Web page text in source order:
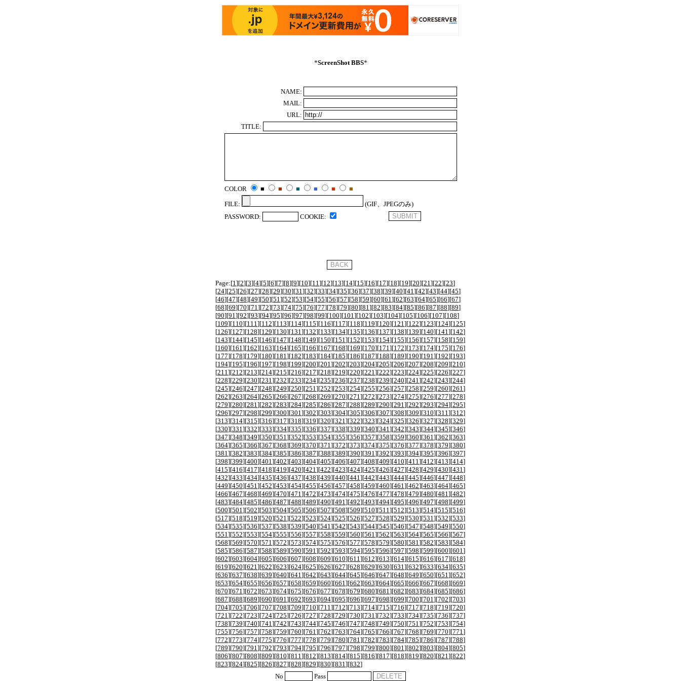
*ScreenShot BBS*
NAME:
MAIL:
URL:
TITLE:
COLOR ■ ■ ■ ■ ■
■
FILE:
(GIF、JPEGのみ)
PASSWORD:
COOKIE:
Page:[1][2][3][4][5][6][7][8][9][10][11][12][13][14][15][16][17][18][19][20][21][22][23]
[24][25][26][27][28][29][30][31][32][33][34][35][36][37][38][39][40][41][42][43][44][45]
[46][47][48][49][50][51][52][53][54][55][56][57][58][59][60][61][62][63][64][65][66][67]
[68][69][70][71][72][73][74][75][76][77][78][79][80][81][82][83][84][85][86][87][88][89]
[90][91][92][93][94][95][96][97][98][99][100][101][102][103][104][105][106][107][108]
[109][110][111][112][113][114][115][116][117][118][119][120][121][122][123][124][125]
[126][127][128][129][130][131][132][133][134][135][136][137][138][139][140][141][142]
[143][144][145][146][147][148][149][150][151][152][153][154][155][156][157][158][159]
[160][161][162][163][164][165][166][167][168][169][170][171][172][173][174][175][176]
[177][178][179][180][181][182][183][184][185][186][187][188][189][190][191][192][193]
[194][195][196][197][198][199][200][201][202][203][204][205][206][207][208][209][210]
[211][212][213][214][215][216][217][218][219][220][221][222][223][224][225][226][227]
[228][229][230][231][232][233][234][235][236][237][238][239][240][241][242][243][244]
[245][246][247][248][249][250][251][252][253][254][255][256][257][258][259][260][261]
[262][263][264][265][266][267][268][269][270][271][272][273][274][275][276][277][278]
[279][280][281][282][283][284][285][286][287][288][289][290][291][292][293][294][295]
[296][297][298][299][300][301][302][303][304][305][306][307][308][309][310][311][312]
[313][314][315][316][317][318][319][320][321][322][323][324][325][326][327][328][329]
[330][331][332][333][334][335][336][337][338][339][340][341][342][343][344][345][346]
[347][348][349][350][351][352][353][354][355][356][357][358][359][360][361][362][363]
[364][365][366][367][368][369][370][371][372][373][374][375][376][377][378][379][380]
[381][382][383][384][385][386][387][388][389][390][391][392][393][394][395][396][397]
[398][399][400][401][402][403][404][405][406][407][408][409][410][411][412][413][414]
[415][416][417][418][419][420][421][422][423][424][425][426][427][428][429][430][431]
[432][433][434][435][436][437][438][439][440][441][442][443][444][445][446][447][448]
[449][450][451][452][453][454][455][456][457][458][459][460][461][462][463][464][465]
[466][467][468][469][470][471][472][473][474][475][476][477][478][479][480][481][482]
[483][484][485][486][487][488][489][490][491][492][493][494][495][496][497][498][499]
[500][501][502][503][504][505][506][507][508][509][510][511][512][513][514][515][516]
[517][518][519][520][521][522][523][524][525][526][527][528][529][530][531][532][533]
[534][535][536][537][538][539][540][541][542][543][544][545][546][547][548][549][550]
[551][552][553][554][555][556][557][558][559][560][561][562][563][564][565][566][567]
[568][569][570][571][572][573][574][575][576][577][578][579][580][581][582][583][584]
[585][586][587][588][589][590][591][592][593][594][595][596][597][598][599][600][601]
[602][603][604][605][606][607][608][609][610][611][612][613][614][615][616][617][618]
[619][620][621][622][623][624][625][626][627][628][629][630][631][632][633][634][635]
[636][637][638][639][640][641][642][643][644][645][646][647][648][649][650][651][652]
[653][654][655][656][657][658][659][660][661][662][663][664][665][666][667][668][669]
[670][671][672][673][674][675][676][677][678][679][680][681][682][683][684][685][686]
[687][688][689][690][691][692][693][694][695][696][697][698][699][700][701][702][703]
[704][705][706][707][708][709][710][711][712][713][714][715][716][717][718][719][720]
[721][722][723][724][725][726][727][728][729][730][731][732][733][734][735][736][737]
[738][739][740][741][742][743][744][745][746][747][748][749][750][751][752][753][754]
[755][756][757][758][759][760][761][762][763][764][765][766][767][768][769][770][771]
[772][773][774][775][776][777][778][779][780][781][782][783][784][785][786][787][788]
[789][790][791][792][793][794][795][796][797][798][799][800][801][802][803][804][805]
[806][807][808][809][810][811][812][813][814][815][816][817][818][819][820][821][822]
[823][824][825][826][827][828][829][830][831][832]
No
Pass